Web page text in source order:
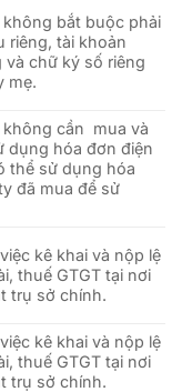
hông bắt buộc phải
riêng, tài khoản
và chữ ký số riêng
mẹ.
không cần mua và
dụng hóa đơn điện
thể sử dụng hóa
đã mua để sử
kê khai và nộp lệ
thuế GTGT tại nơi
trụ sở chính.
kê khai và nộp lệ
thuế GTGT tại nơi
trụ sở chính.